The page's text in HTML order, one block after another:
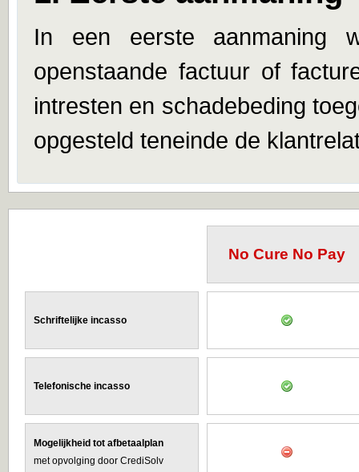
In een eerste aanmaning
openstaande factuur of
intresten en schadebeding
opgesteld teneinde de
No Cure No Pay
Schriftelijke incasso
Telefonische incasso
Mogelijkheid tot afbetaalplan
met opvolging door CrediSolv